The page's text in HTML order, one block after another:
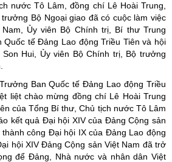
nước Tô Lâm, đồng chí Lê Hoài Trung,
Bộ Ngoại giao đã có cuộc làm việc
Ủy viên Bộ Chính trị, Bí thư Trung
tế Đảng Lao động Triều Tiên và hội
Hui, Ủy viên Bộ Chính trị, Bộ trưởng
Ban Quốc tế Đảng Lao động Triều
liệt chào mừng đồng chí Lê Hoài Trung
của Tổng Bí thư, Chủ tịch nước Tô Lâm
kết quả Đại hội XIV của Đảng Cộng sản
công Đại hội IX của Đảng Lao động
hội XIV Đảng Cộng sản Việt Nam đã trở
để Đảng, Nhà nước và nhân dân Việt